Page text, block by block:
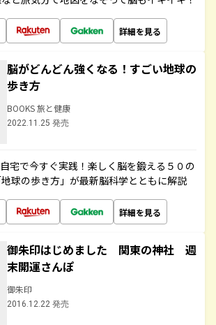
詳細を見る
脳がどんどん強くなる！すごい地球の
歩き方
BOOKS 旅と健康
2022.11.25 発売
宅で今すぐ実践！楽しく脳を鍛える５０の
球の歩き方」が最新脳科学とともに解説
詳細を見る
御朱印はじめました 関東の神社 週
末開運さんぽ
御朱印
2016.12.22 発売